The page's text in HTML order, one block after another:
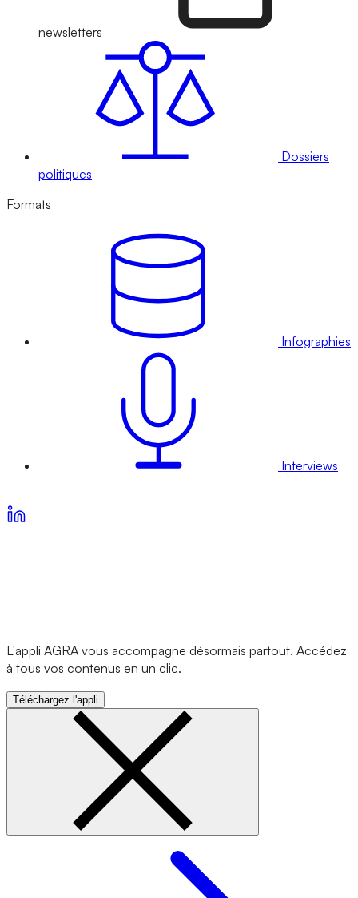
newsletters
Dossiers
politiques
Formats
Infographies
Interviews
L'appli AGRA vous accompagne désormais partout. Accédez
à tous vos contenus en un clic.
Téléchargez l'appli